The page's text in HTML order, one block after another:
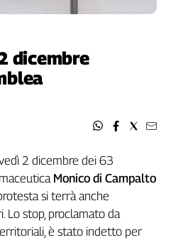
dicembre
2 dicembre dei 63
Monico di Campalto
si terrà anche
Lo stop, proclamato da
è stato indetto per